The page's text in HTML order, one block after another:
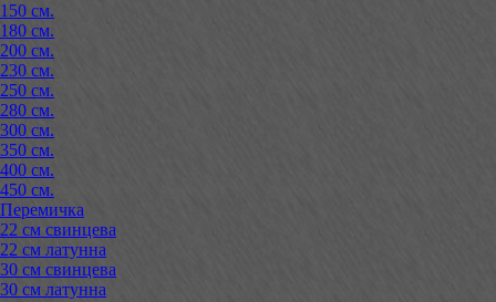
150 см.
180 см.
200 см.
230 см.
250 см.
280 см.
300 см.
350 см.
400 см.
450 см.
Перемичка
22 см свинцева
22 см латунна
30 см свинцева
30 см латунна